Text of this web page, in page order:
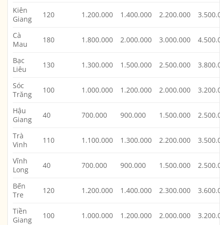
Kiên
Giang
120 1.200.000 1.400.000 2.200.000
Cà
Mau
180 1.800.000 2.000.000 3.000.000
Bạc
Liêu
130 1.300.000 1.500.000 2.500.000
Sóc
Trăng
100 1.000.000 1.200.000 2.000.000
Hậu
Giang
40 700.000 900.000 1.500.000
Trà
Vinh
110 1.100.000 1.300.000 2.200.000
Vĩnh
Long
40 700.000 900.000 1.500.000
Bến
Tre
120 1.200.000 1.400.000 2.300.000
Tiền
Giang
100 1.000.000 1.200.000 2.000.000